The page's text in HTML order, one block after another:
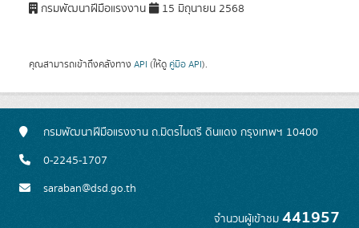
กรมพัฒนาฝีมือแรงงาน 15 มิถุนายน 2568
คุณสามารถเข้าถึงคลังทาง API (ให้ดู คู่มือ API).
กรมพัฒนาฝีมือแรงงาน ถ.มิตรไมตรี ดินแดง กรุงเทพฯ 10400
0-2245-1707
saraban@dsd.go.th
จำนวนผู้เข้าชม 441957